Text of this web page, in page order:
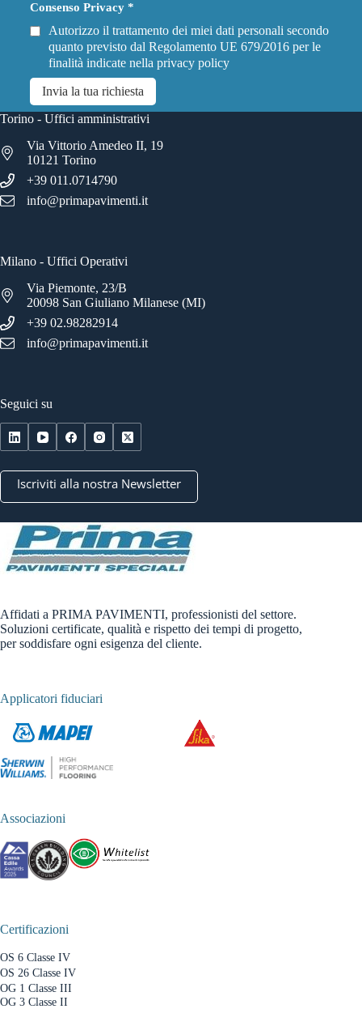
Consenso Privacy *
Autorizzo il trattamento dei miei dati personali secondo
quanto previsto dal Regolamento UE 679/2016 per le
finalità indicate nella privacy policy
Invia la tua richiesta
Torino - Uffici amministrativi
Via Vittorio Amedeo II, 19
10121 Torino
+39 011.0714790
info@primapavimenti.it
Milano - Uffici Operativi
Via Piemonte, 23/B
20098 San Giuliano Milanese (MI)
+39 02.98282914
info@primapavimenti.it
Seguici su
Iscriviti alla nostra Newsletter
Affidati a PRIMA PAVIMENTI, professionisti del settore.
Soluzioni certificate, qualità e rispetto dei tempi di progetto,
per soddisfare ogni esigenza del cliente.
Applicatori fiduciari
Associazioni
Certificazioni
OS 6 Classe IV
OS 26 Classe IV
OG 1 Classe III
OG 3 Classe II